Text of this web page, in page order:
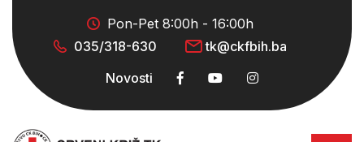
Pon-Pet 8:00h - 16:00h
035/318-630
tk@ckfbih.ba
Novosti